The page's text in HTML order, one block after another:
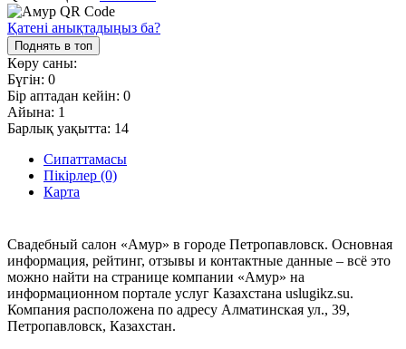
Қатені анықтадыңыз ба?
Поднять в топ
Көру саны:
Бүгін: 0
Бір аптадан кейін: 0
Айына: 1
Барлық уақытта: 14
Сипаттамасы
Пікірлер (0)
Карта
Свадебный салон «Амур» в городе Петропавловск. Основная
информация, рейтинг, отзывы и контактные данные – всё это
можно найти на странице компании «Амур» на
информационном портале услуг Казахстана uslugikz.su.
Компания расположена по адресу Алматинская ул., 39,
Петропавловск, Казахстан.